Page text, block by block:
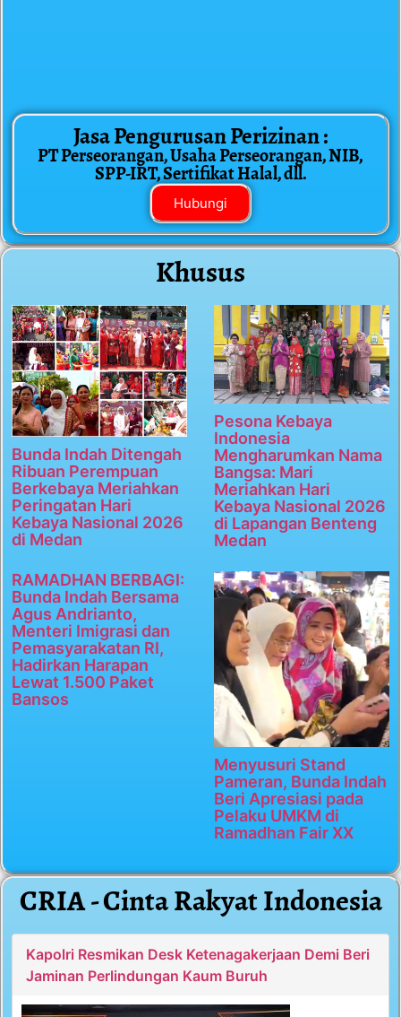
Jasa Pengurusan Perizinan :
PT Perseorangan, Usaha Perseorangan, NIB,
SPP-IRT, Sertifikat Halal, dll.
Hubungi
Khusus
Bunda Indah Ditengah
Ribuan Perempuan
Berkebaya Meriahkan
Peringatan Hari
Kebaya Nasional 2026
di Medan
Pesona Kebaya
Indonesia
Mengharumkan Nama
Bangsa: Mari
Meriahkan Hari
Kebaya Nasional 2026
di Lapangan Benteng
Medan
RAMADHAN BERBAGI:
Bunda Indah Bersama
Agus Andrianto,
Menteri Imigrasi dan
Pemasyarakatan RI,
Hadirkan Harapan
Lewat 1.500 Paket
Bansos
Menyusuri Stand
Pameran, Bunda Indah
Beri Apresiasi pada
Pelaku UMKM di
Ramadhan Fair XX
CRIA - Cinta Rakyat Indonesia
Kapolri Resmikan Desk Ketenagakerjaan Demi Beri
Jaminan Perlindungan Kaum Buruh